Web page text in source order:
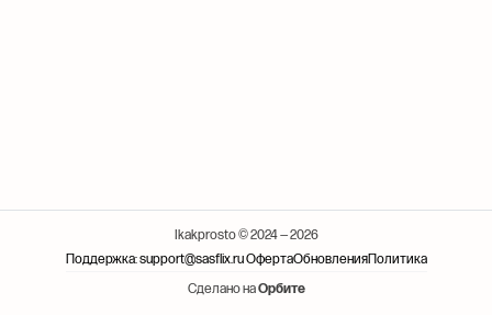
Ikakprosto © 2024 — 2026
Поддержка: support@sasflix.ruОфертаОбновленияПолитика
Сделано наОрбите